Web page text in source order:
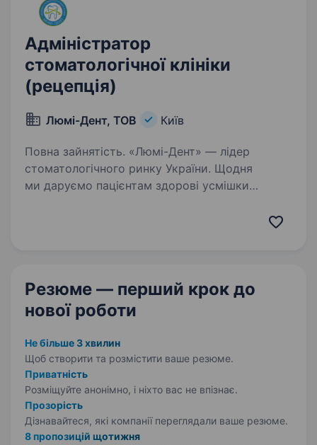
Адміністратор
стоматологічної клініки
(рецепція)
Люмі-Дент, ТОВ Київ
Повна зайнятість. «Люмі-Дент» — лідер
стоматологічного ринку України. Щодня
ми даруємо пацієнтам здорові усмішки
де робота приносить розвиток і задоволення.
Резюме — перший крок до
нової роботи
Не більше 3 хвилин
Щоб створити та розмістити ваше резюме.
Приватність
Розміщуйте анонімно, і ніхто вас не впізнає.
Прозорість
Дізнавайтеся, які компанії переглядали ваше резюме.
8 пропозицій щотижня